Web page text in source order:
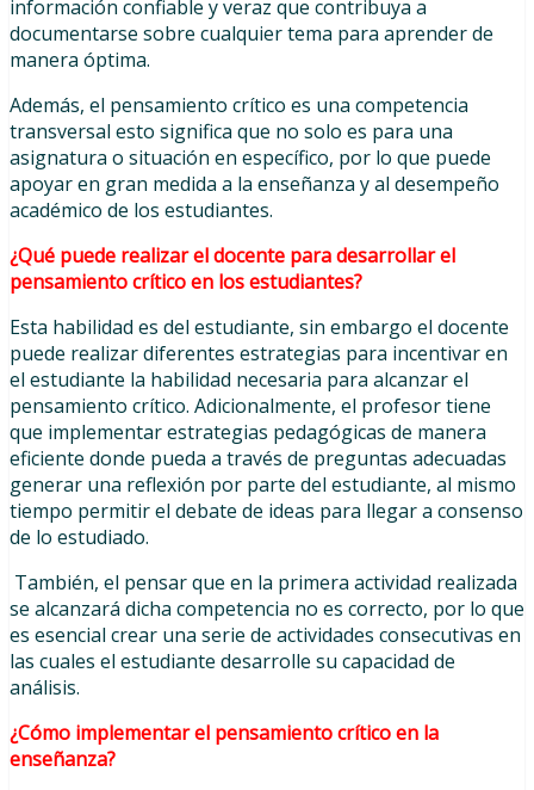
información confiable y veraz que contribuya a
documentarse sobre cualquier tema para aprender de
manera óptima.
Además, el pensamiento crítico es una competencia
transversal esto significa que no solo es para una
asignatura o situación en específico, por lo que puede
apoyar en gran medida a la enseñanza y al desempeño
académico de los estudiantes.
¿Qué puede realizar el docente para desarrollar el
pensamiento crítico en los estudiantes?
Esta habilidad es del estudiante, sin embargo el docente
puede realizar diferentes estrategias para incentivar en
el estudiante la habilidad necesaria para alcanzar el
pensamiento crítico. Adicionalmente, el profesor tiene
que implementar estrategias pedagógicas de manera
eficiente donde pueda a través de preguntas adecuadas
generar una reflexión por parte del estudiante, al mismo
tiempo permitir el debate de ideas para llegar a consenso
de lo estudiado.
También, el pensar que en la primera actividad realizada
se alcanzará dicha competencia no es correcto, por lo que
es esencial crear una serie de actividades consecutivas en
las cuales el estudiante desarrolle su capacidad de
análisis.
¿Cómo implementar el pensamiento crítico en la
enseñanza?